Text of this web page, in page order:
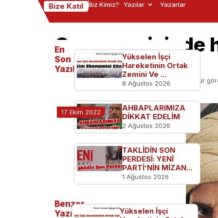
Bize Katıl Biz Kimiz? Yazılar Yazarlar
Çamurun içinde
dizisi: Mavera
Ana Sayfa TGB'den Çamurun içinde hamur
17 Ekim 2022
En
Son
Yazılanlar
Yükselen İşçi
Hareketinin Ortak
Zemini Ve ...
8 Ağustos 2026
AHBAPLARIMIZA
DİKKAT EDELİM
2 Ağustos 2026
TAKLİDİN SON
PERDESİ: YENİ
PARTİ’NİN MİZAN...
1 Ağustos 2026
Benzer
Yazılar
Yükselen İşçi